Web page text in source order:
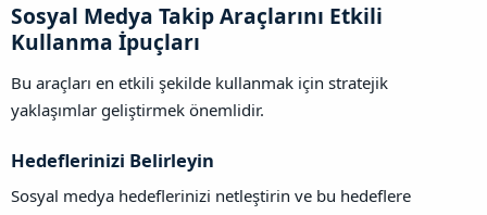
Sosyal Medya Takip Araçlarını Etkili
Kullanma İpuçları​
Bu araçları en etkili şekilde kullanmak için stratejik
yaklaşımlar geliştirmek önemlidir.
Hedeflerinizi Belirleyin​
Sosyal medya hedeflerinizi netleştirin ve bu hedeflere